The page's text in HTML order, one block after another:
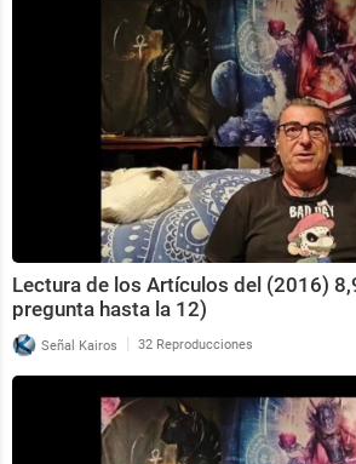
Lectura de los Artículos del (2016)
pregunta hasta la 12)
Señal Kairos | 32 Reproducciones